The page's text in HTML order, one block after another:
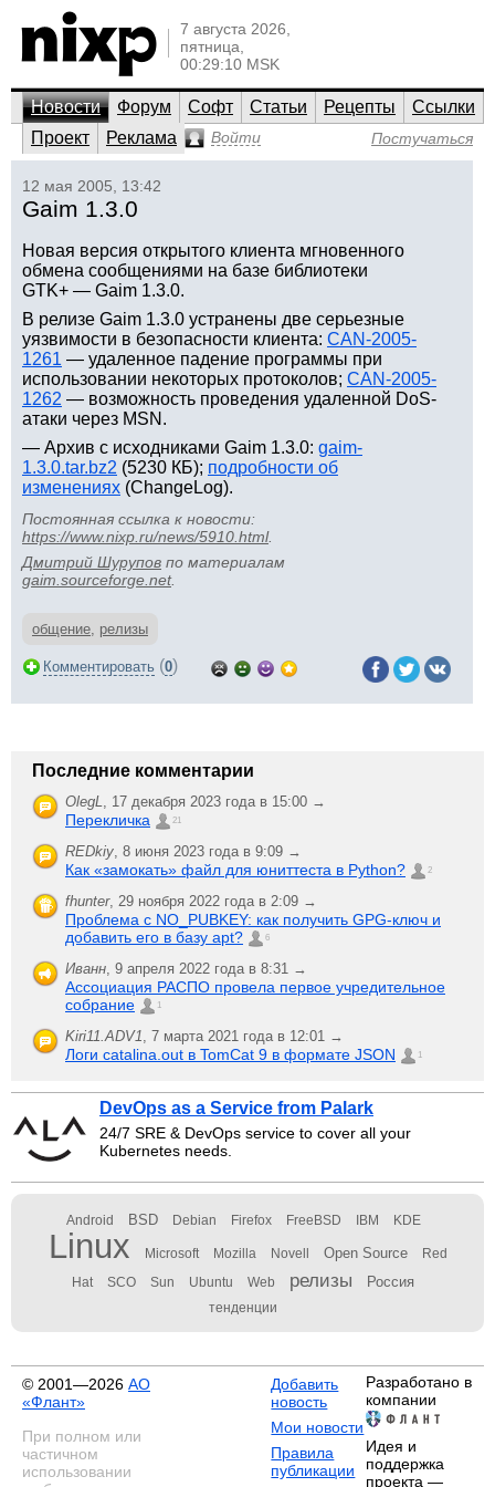
7 августа 2026,
пятница,
00:29:10 MSK
Новости Форум Софт Статьи Рецепты
Ссылки
Проект
Реклама Войти Постучаться
12 мая 2005, 13:42
Gaim 1.3.0
Новая версия открытого клиента мгновенного
обмена сообщениями на базе библиотеки
GTK+ — Gaim 1.3.0.
В релизе Gaim 1.3.0 устранены две серьезные
уязвимости в безопасности клиента: CAN-2005-
1261 — удаленное падение программы при
использовании некоторых протоколов; CAN-2005-
1262 — возможность проведения удаленной DoS-
атаки через MSN.
— Архив с исходниками Gaim 1.3.0: gaim-
1.3.0.tar.bz2 (5230 КБ); подробности об
изменениях (ChangeLog).
Постоянная ссылка к новости:
https://www.nixp.ru/news/5910.html.
Дмитрий Шурупов по материалам
gaim.sourceforge.net.
общение, релизы
Комментировать (0)
Последние комментарии
OlegL, 17 декабря 2023 года в 15:00 →
Перекличка 21
REDkiy, 8 июня 2023 года в 9:09 →
Как «замокать» файл для юниттеста в Python? 2
fhunter, 29 ноября 2022 года в 2:09 →
Проблема с NO_PUBKEY: как получить GPG-ключ и
добавить его в базу apt?
6
Иванн, 9 апреля 2022 года в 8:31 →
Ассоциация РАСПО провела первое учредительное
собрание
1
Kiri11.ADV1, 7 марта 2021 года в 12:01 →
Логи catalina.out в TomCat 9 в формате JSON 1
DevOps as a Service from Palark
24/7 SRE & DevOps service to cover all your
Kubernetes needs.
Android BSD Debian Firefox FreeBSD IBM KDE
Linux Microsoft Mozilla Novell Open Source Red
Hat SCO Sun Ubuntu Web релизы Россия
тенденции
© 2001—2026 АО
«Флант»
При полном или
частичном
использовании
Добавить
новость
Мои новости
Правила
публикации
Разработано в
компании
Идея и
поддержка
проекта —